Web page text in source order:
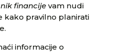
financijevam nudi
kako pravilno planirati
informacije o